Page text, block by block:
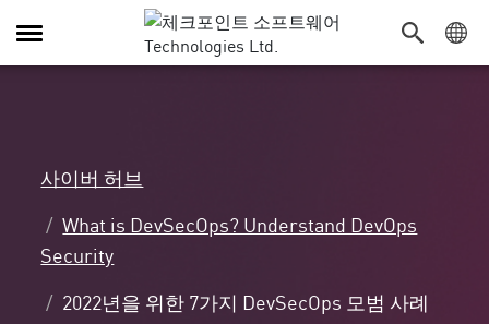
탐
색
사이버 허브
What is DevSecOps? Understand DevOps
Security
2022년을 위한 7가지 DevSecOps 모범 사례